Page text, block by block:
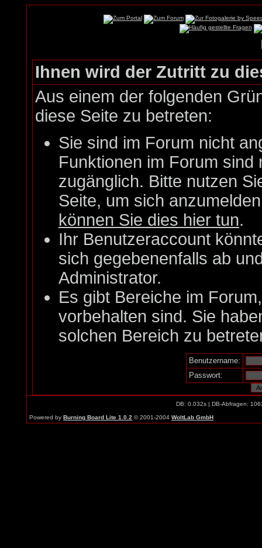
Ihnen wird der Zutritt zu
Aus einem der folgenden
diese Seite zu betreten:
Sie sind im Forum nicht
Funktionen im Forum
zugänglich. Bitte nutzen
Seite, um sich
können Sie dies hier tun.
Ihr Benutzeraccount
sich gegebenenfalls ab
Administrator.
Es gibt Bereiche im
vorbehalten sind. Sie
solchen Bereich zu
Benutzername:
Passwort:
DB: 0.032s | DB-Abfragen:
Powered by Burning Board Lite 1.0.2 © 2001-2004 WoltLab GmbH